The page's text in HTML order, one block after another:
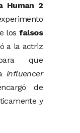
Human 2
los falsos
a la actriz
que
influencer
de
y